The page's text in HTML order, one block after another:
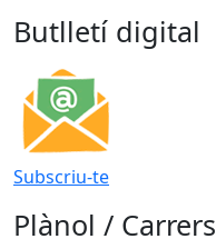
Butlletí digital
Subscriu-te
Plànol / Carrers